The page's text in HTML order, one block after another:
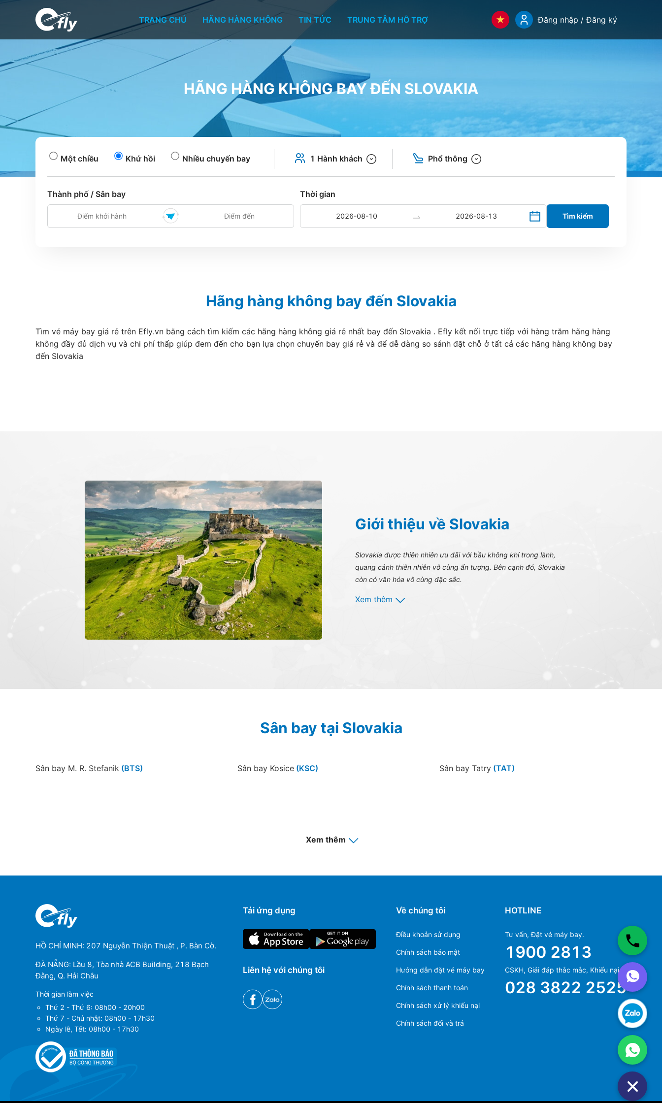
TRANG CHỦ HÃNG HÀNG KHÔNG TIN TỨC TRUNG TÂM HỖ TRỢ Đăng nhập / Đăng ký
HÃNG HÀNG KHÔNG BAY ĐẾN SLOVAKIA
Một chiều Khứ hồi Nhiều chuyến bay 1 Hành khách Phổ thông
Thành phố / Sân bay Thời gian
Tìm kiếm
Hãng hàng không bay đến Slovakia
Tìm vé máy bay giá rẻ trên Efly.vn bằng cách tìm kiếm các hãng hàng không giá rẻ nhất bay đến Slovakia . Efly kết nối trực tiếp với hàng trăm hãng hàng
không đầy đủ dịch vụ và chi phí thấp giúp đem đến cho bạn lựa chọn chuyến bay giá rẻ và để dễ dàng so sánh đặt chỗ ở tất cả các hãng hàng không bay
đến Slovakia
Giới thiệu về Slovakia
Slovakia được thiên nhiên ưu đãi với bầu không khí trong lành,
quang cảnh thiên nhiên vô cùng ấn tượng. Bên cạnh đó, Slovakia
còn có văn hóa vô cùng đặc sắc.
Xem thêm
Sân bay tại Slovakia
Sân bay M. R. Stefanik (BTS) Sân bay Kosice (KSC) Sân bay Tatry (TAT)
Xem thêm
HỒ CHÍ MINH: 207 Nguyễn Thiện Thuật , P. Bàn Cờ.
ĐÀ NẴNG: Lầu 8, Tòa nhà ACB Building, 218 Bạch
Đằng, Q. Hải Châu
Thời gian làm việc
Thứ 2 - Thứ 6: 08h00 - 20h00
Thứ 7 - Chủ nhật: 08h00 - 17h30
Ngày lễ, Tết: 08h00 - 17h30
Tải ứng dụng
Liên hệ với chúng tôi
Về chúng tôi
Điều khoản sử dụng
Chính sách bảo mật
Hướng dẫn đặt vé máy bay
Chính sách thanh toán
Chính sách xử lý khiếu nại
Chính sách đổi và trả
HOTLINE
Tư vấn, Đặt vé máy bay.
1900 2813
CSKH, Giải đáp thắc mắc, Khiếu nại.
028 3822 2525
Ms Hằng
(+84) 70 854 1213
Ms Huỳnh